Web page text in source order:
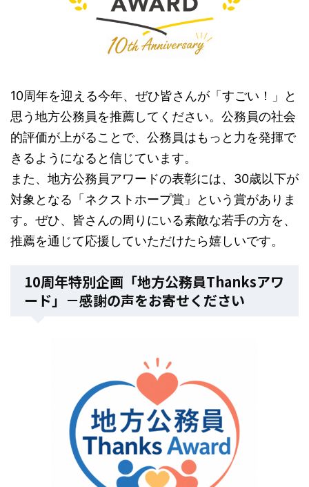
10周年を迎える今年、ぜひ皆さんが「すごい！」と
思う地方公務員を推薦してください。公務員の社会
的評価が上がることで、公務員はもっと力を発揮で
きるようになると信じています。
また、地方公務員アワードの表彰には、30歳以下が
対象となる「ネクストホープ賞」という賞がありま
す。ぜひ、皆さんの周りにいる素敵な若手の方を、
推薦を通じて応援していただけたら嬉しいです。
10周年特別企画「地方公務員Thanksアワ
ード」－感謝の声をお寄せください